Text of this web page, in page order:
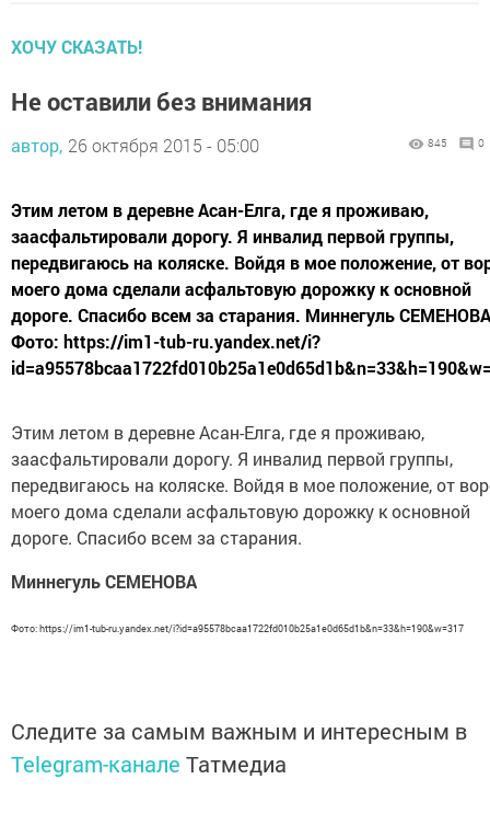
ХОЧУ СКАЗАТЬ!
Не оставили без внимания
автор, 26 октября 2015 - 05:00 845 0
Этим летом в деревне Асан-Елга, где я проживаю,
заасфальтировали дорогу. Я инвалид первой группы,
передвигаюсь на коляске. Войдя в мое положение, от
моего дома сделали асфальтовую дорожку к основной
дороге. Спасибо всем за старания. Миннегуль СЕМЕНОВА
Фото: https://im1-tub-ru.yandex.net/i?
Этим летом в деревне Асан-Елга, где я проживаю,
заасфальтировали дорогу. Я инвалид первой группы,
передвигаюсь на коляске. Войдя в мое положение, от
моего дома сделали асфальтовую дорожку к основной
дороге. Спасибо всем за старания.
Миннегуль СЕМЕНОВА
Фото: https://im1-tub-ru.yandex.net/i?id=a95578bcaa1722fd010b25a1e0d65d1b&n=33&h=190&w=317
Следите за самым важным и интересным в
Telegram-канале Татмедиа